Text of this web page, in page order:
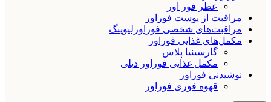
عطر فور اور
مراقبت از پوست فوراور
مراقبت‌های شخصی فوراورلیوینگ
مکمل‌های غذایی فوراور
گارسینیا پلاس
مکمل غذایی فوراور دیلی
نوشیدنی فوراور
قهوه فوری فوراور